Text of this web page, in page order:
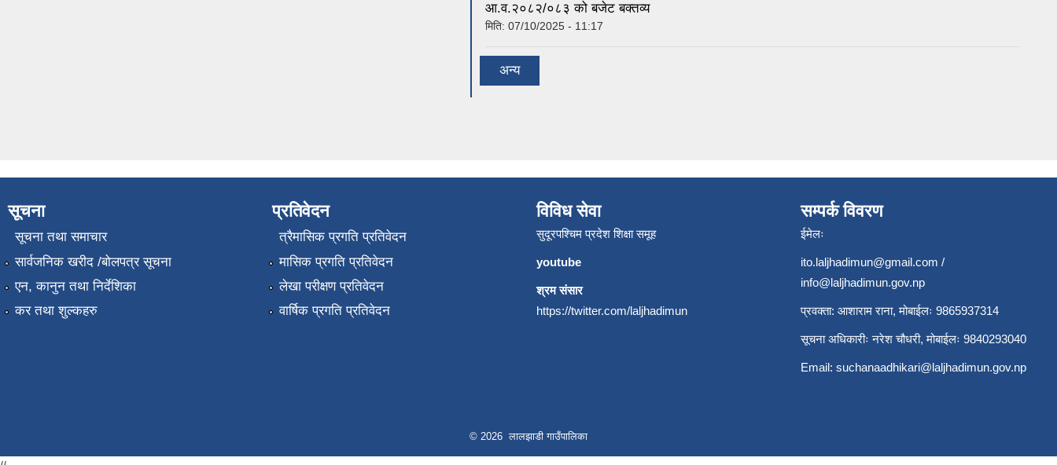
आ.व.२०८२/०८३ को बजेट बक्तव्य
मिति: 07/10/2025 - 11:17
अन्य
सूचना
सूचना तथा समाचार
सार्वजनिक खरीद /बोलपत्र सूचना
एन, कानुन तथा निर्देशिका
कर तथा शुल्कहरु
प्रतिवेदन
त्रैमासिक प्रगति प्रतिवेदन
मासिक प्रगति प्रतिवेदन
लेखा परीक्षण प्रतिवेदन
वार्षिक प्रगति प्रतिवेदन
विविध सेवा
सुदूरपश्चिम प्रदेश शिक्षा समूह
youtube
श्रम संसार
https://twitter.com/laljhadimun
सम्पर्क विवरण
ईमेलः
ito.laljhadimun@gmail.com /
info@laljhadimun.gov.np
प्रवक्ता: आशाराम राना, मोबाईलः 9865937314
सूचना अधिकारीः नरेश चौधरी, मोबाईलः 9840293040
Email: suchanaadhikari@laljhadimun.gov.np
© 2026 लालझाडी गाउँपालिका